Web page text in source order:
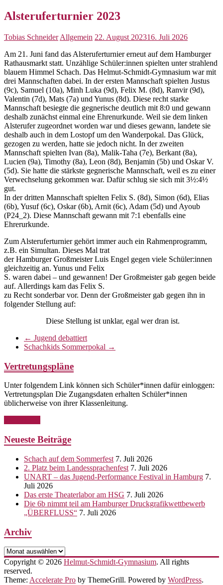
Alsteruferturnier 2023
Tobias Schneider Allgemein 22. August 202316. Juli 2026
Am 21. Juni fand das Alsteruferturnier erneut auf dem Hamburger
Rathausmarkt statt. Unzählige Schüler:innen spielten unter strahlend
blauem Himmel Schach. Das Helmut-Schmidt-Gymnasium war mit
drei Mannschaften dabei. In der ersten Mannschaft spielten Justus
(9c), Samuel (10a), Minh Luka (9d), Felix M. (8d), Ranvir (9d),
Valentin (7d), Mats (7a) und Yunus (8d). Diese recht starke
Mannschaft besiegte die gegnerische deutlich mit 8:0 und gewann
deshalb zunächst einmal eine Ehrenurkunde. Weil sie dem linken
Alsterufer zugeordnet worden war und dieses gewann, landete sie
deshalb auch in dem Lostopf um den Wanderpokal. Das Glück,
gezogen zu werden, hatte sie jedoch nicht. In der zweiten
Mannschaft spielten Ivan (8a), Malik-Taha (7e), Berkant (8a),
Lucien (9a), Timothy (8a), Leon (8d), Benjamin (5b) und Oskar V.
(5d). Sie hatte die stärkste gegnerische Mannschaft, weil es zu einer
Verwechselung gekommen war. Dafür schlug sie sich mit 3½:4½
gut.
In der dritten Mannschaft spielten Felix S. (8d), Simon (6d), Elias
(6b), Yusuf (6c), Oskar (6b), Arnit (6c), Adam (5d) und Ayoub
(P24_2). Diese Mannschaft gewann mit 7:1 ebenfalls eine
Ehrerurkunde.
Zum Alsteruferturnier gehört immer auch ein Rahmenprogramm,
z.B. ein Simultan. Dieses Mal trat
der Hamburger Großmeister Luis Engel gegen viele Schüler:innen
gleichzeitig an. Yunus und Felix
S. waren dabei – und gewannen! Der Großmeister gab gegen beide
auf. Allerdings kam das Felix S.
zu Recht sonderbar vor. Denn der Großmeister gab gegen ihn in
folgender Stellung auf:
Diese Stellung ist unklar, egal wer dran ist.
← Jugend debattiert
Schachkids Sommerpokal →
Vertretungspläne
Unter folgendem Link können sich Schüler*innen dafür einloggen:
Vertretungsplan Die Zugangsdaten erhalten Schüler*innen
üblicherweise von ihrer Klassenleitung.
Neueste Beiträge
Schach auf dem Sommerfest 7. Juli 2026
2. Platz beim Landessprachenfest 7. Juli 2026
UNART – das Jugend-Performance Festival in Hamburg 7.
Juli 2026
Das erste Theaterlabor am HSG 7. Juli 2026
Die 6b nimmt teil am Hamburger Druckgrafikwettbewerb
„ÜBERFLUSS“ 7. Juli 2026
Archiv
Archiv
Copyright © 2026 Helmut-Schmidt-Gymnasium. All rights
reserved.
Theme: Accelerate Pro by ThemeGrill. Powered by WordPress.